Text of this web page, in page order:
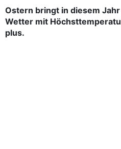
Ostern bringt in diesem
Wetter mit
plus.